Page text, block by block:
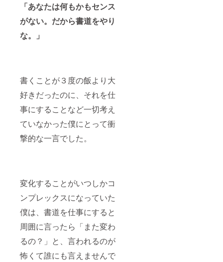
「あなたは何もかもセンス
がない。だから書道をやり
な。」
書くことが３度の飯より大
好きだったのに、それを仕
事にすることなど一切考え
ていなかった僕にとって衝
撃的な一言でした。
変化することがいつしかコ
ンプレックスになっていた
僕は、書道を仕事にすると
周囲に言ったら「また変わ
るの？」と、言われるのが
怖くて誰にも言えませんで